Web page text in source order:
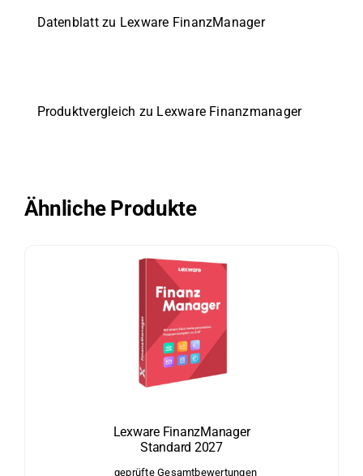
Datenblatt zu Lexware FinanzManager
Produktvergleich zu Lexware Finanzmanager
Ähnliche Produkte
Lexware FinanzManager
Standard 2027
geprüfte Gesamtbewertungen